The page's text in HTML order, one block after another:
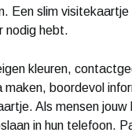
Een slim
nodig hebt.
kleuren,
boordevol
Als mensen
in hun telefoon.